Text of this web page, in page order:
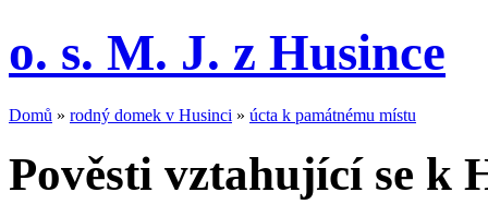
o. s. M. J. z Husince
Domů » rodný domek v Husinci » úcta k památnému místu
Pověsti vztahující se k